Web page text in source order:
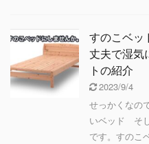
すのこベッ
丈夫で湿
トの紹介
2023/9/4
せっかくなの
いベッド そ
です。すのこ